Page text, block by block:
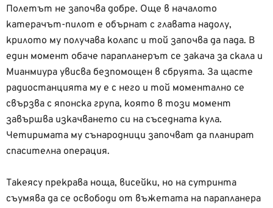
Полетът не започва добре. Още в началото
катерачът-пилот е обърнат с главата надолу,
крилото му получава колапс и той започва да пада. В
един момент обаче парапланерът се закача за скала и
Мианмиура увисва безпомощен в сбруята. За щасте
радиостанцията му е с него и той моментално се
свързва с японска група, която в този момент
завършва изкачването си на съседната кула.
Четиримата му сънародници започват да планират
спасителна операция.
Такеясу прекрава ноща, висейки, но на сутринта
съумява да се освободи от въжетата на парапланера